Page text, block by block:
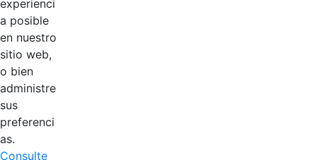
experienci
a posible
en nuestro
sitio web,
o bien
administre
sus
preferenci
as.
Consulte